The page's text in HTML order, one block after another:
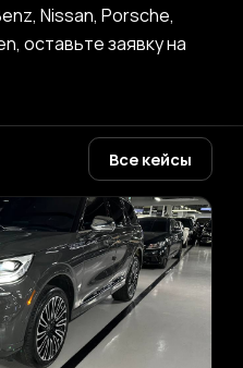
Nissan, Porsche,
оставьте заявку на
Все кейсы